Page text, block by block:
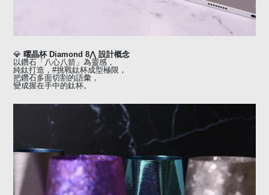
💎 曜晶杯Diamond 8⋀ 設計概念
以鑽石「八心八箭」為靈感，
純鈦打造， #挑戰鈦杯成型極限，
把鑽石多面切割的語彙 ，
變成握在手中的鈦杯。